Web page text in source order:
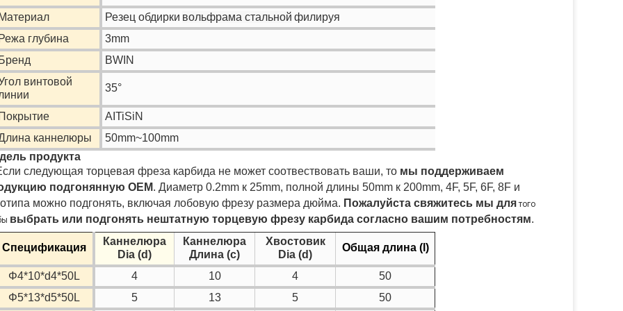
Материал
Резец обдирки вольфрама стальной филируя
Режа глубина
3mm
Бренд
BWIN
винтовой
35°
Покрытие
AITiSiN
каннелюры
50mm~100mm
продукта
следующая торцевая фреза карбида не может соотвествовать ваши, то мы поддерживаем
подгонянную OEM. Диаметр 0.2mm к 25mm, полной длины 50mm к 200mm, 4F, 5F, 6F, 8F и
можно подгонять, включая лобовую фрезу размера дюйма. Пожалуйста свяжитесь мы длятого
выбрать или подгонять нештатную торцевую фрезу карбида согласно вашим потребностям.
Спецификация
Каннелюра
Dia (d)
Каннелюра
Длина (c)
Хвостовик
Dia (d)
Общая длина (l)
Φ4*10*d4*50L 4 10 4
50
Φ5*13*d5*50L
5 13 5
50